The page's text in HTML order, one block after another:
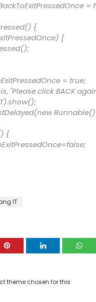
=
{
{
= true;
"Please click BACK
{
IT
theme chosen for this